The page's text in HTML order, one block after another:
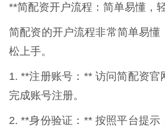
**简配资开户流程：简单易懂，
简配资的开户流程非常简单易懂
松上手。
1. **注册账号：** 访问简配资官
完成账号注册。
2. **身份验证：** 按照平台提示